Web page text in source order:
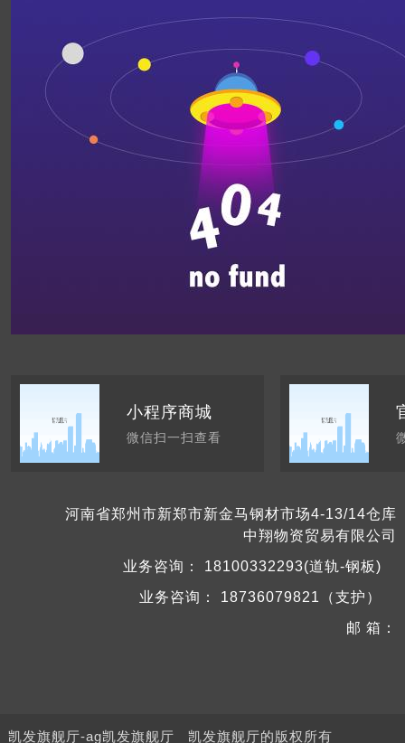
小程序商城
微信扫一扫查看
河南省郑州市新郑市新金马钢材市场4-13/14仓库
中翔物资贸易有限公司
业务咨询：
18100332293(道轨-钢板)
业务咨询：
18736079821（支护）
邮 箱：
凯发旗舰厅-ag凯发旗舰厅 凯发旗舰厅的版权所有